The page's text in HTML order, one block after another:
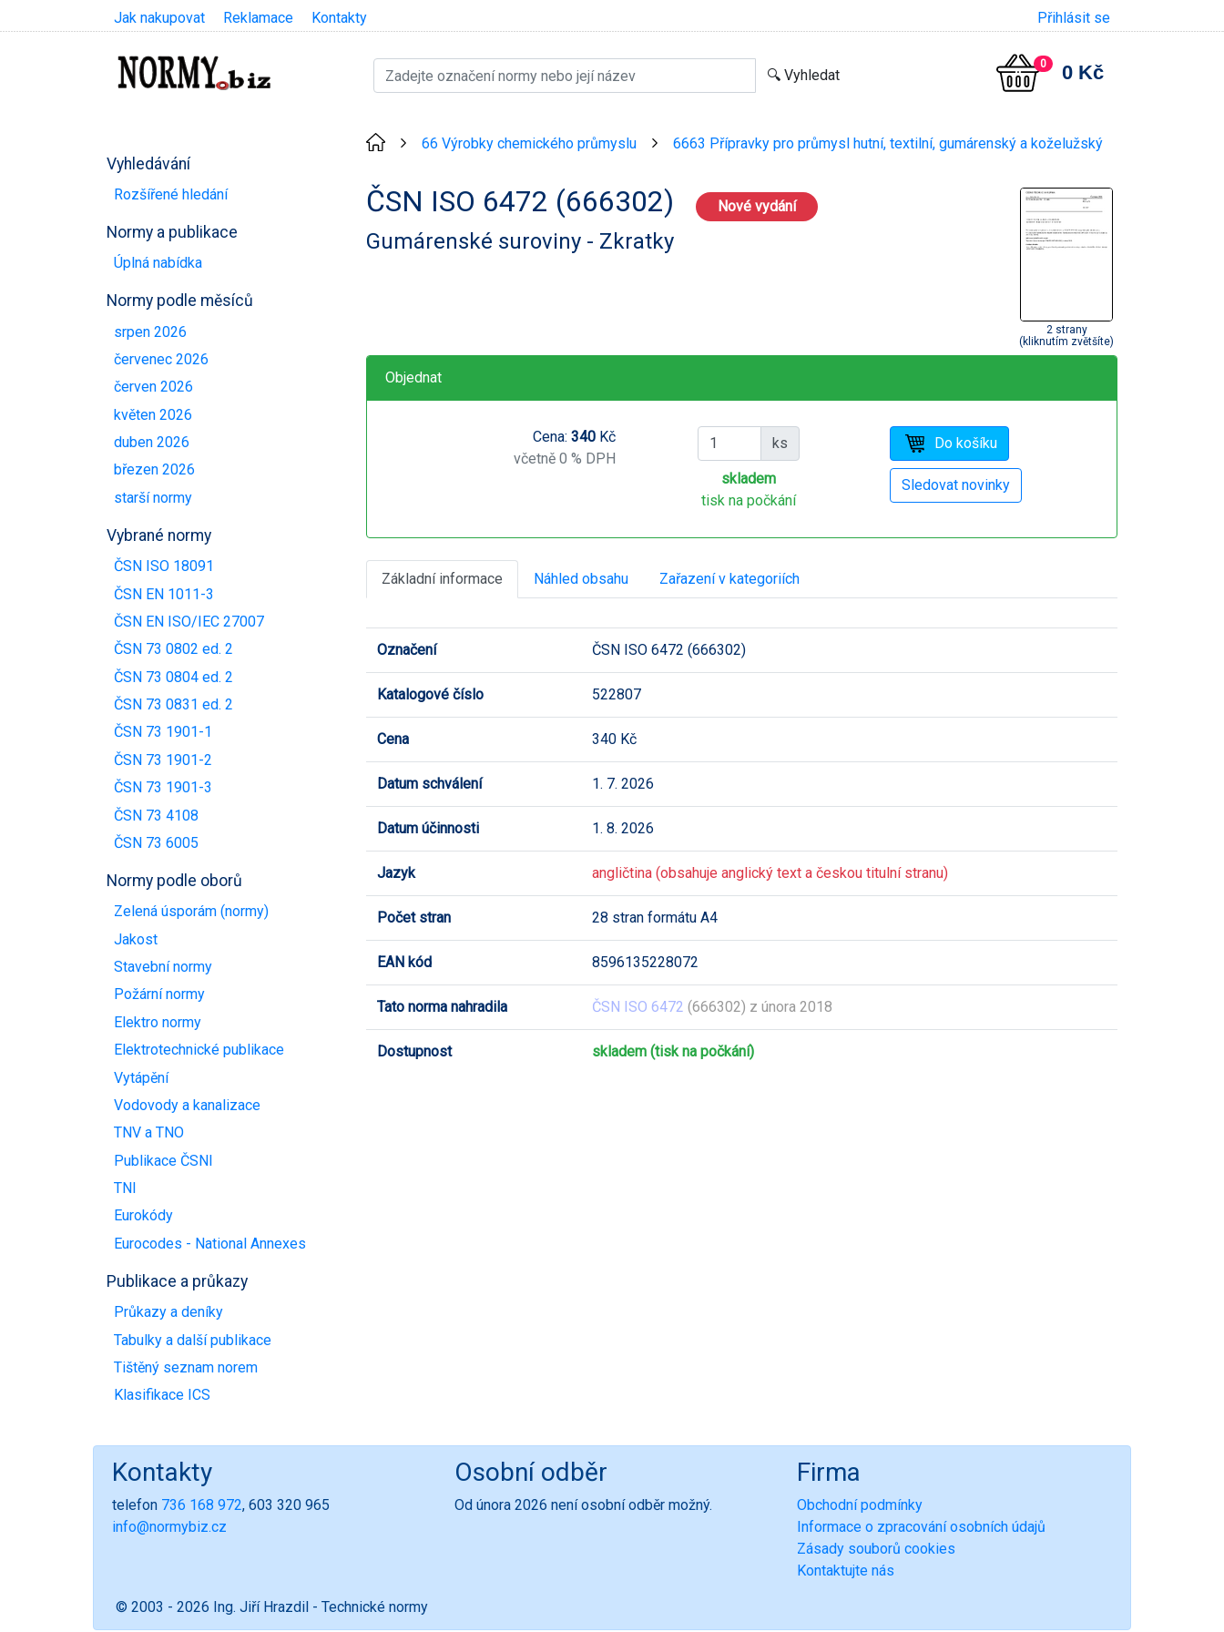
Jak nakupovat Reklamace Kontakty Přihlásit se
0 0 Kč
Vyhledávání
Rozšířené hledání
Normy a publikace
Úplná nabídka
Normy podle měsíců
srpen 2026
červenec 2026
červen 2026
květen 2026
duben 2026
březen 2026
starší normy
Vybrané normy
ČSN ISO 18091
ČSN EN 1011-3
ČSN EN ISO/IEC 27007
ČSN 73 0802 ed. 2
ČSN 73 0804 ed. 2
ČSN 73 0831 ed. 2
ČSN 73 1901-1
ČSN 73 1901-2
ČSN 73 1901-3
ČSN 73 4108
ČSN 73 6005
Normy podle oborů
Zelená úsporám (normy)
Jakost
Stavební normy
Požární normy
Elektro normy
Elektrotechnické publikace
Vytápění
Vodovody a kanalizace
TNV a TNO
Publikace ČSNI
TNI
Eurokódy
Eurocodes - National Annexes
Publikace a průkazy
Průkazy a deníky
Tabulky a další publikace
Tištěný seznam norem
Klasifikace ICS
66 Výrobky chemického průmyslu 6663 Přípravky pro průmysl hutní, textilní, gumárenský a koželužský
ČSN ISO 6472 (666302) Nové vydání
Gumárenské suroviny - Zkratky
2 strany
(kliknutím zvětšíte)
Objednat
Cena: 340Kč
včetně 0 % DPH
ks
skladem
tisk na počkání
Základní informace Náhled obsahu Zařazení v kategoriích
Označení ČSN ISO 6472 (666302)
Katalogové číslo 522807
Cena 340 Kč
Datum schválení 1. 7. 2026
Datum účinnosti 1. 8. 2026
Jazyk angličtina (obsahuje anglický text a českou titulní stranu)
Počet stran 28 stran formátu A4
EAN kód 8596135228072
Tato norma nahradila ČSN ISO 6472 (666302) z února 2018
Dostupnost skladem (tisk na počkání)
Kontakty
telefon 736 168 972, 603 320 965
info@normybiz.cz
Osobní odběr
Od února 2026 není osobní odběr možný.
Firma
Obchodní podmínky
Informace o zpracování osobních údajů
Zásady souborů cookies
Kontaktujte nás
© 2003 - 2026 Ing. Jiří Hrazdil - Technické normy